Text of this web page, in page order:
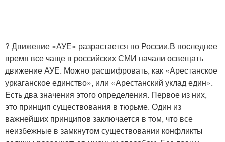
? Движение «АУЕ» разрастается по России.В последнее
время все чаще в российских СМИ начали освещать
движение АУЕ. Можно расшифровать, как «Арестанское
уркаганское единство», или «Арестанский уклад един».
Есть два значения этого определения. Первое из них,
это принцип существования в тюрьме. Один из
важнейших принципов заключается в том, что все
неизбежные в замкнутом существовании конфликты